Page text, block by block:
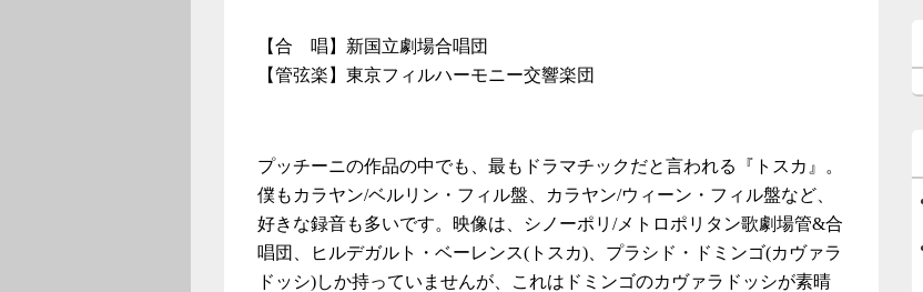
【合 唱】新国立劇場合唱団
【管弦楽】東京フィルハーモニー交響楽団
プッチーニの作品の中でも、最もドラマチックだと言われる『トスカ』。
僕もカラヤン/ベルリン・フィル盤、カラヤン/ウィーン・フィル盤など、
好きな録音も多いです。映像は、シノーポリ/メトロポリタン歌劇場管&合
唱団、ヒルデガルト・ベーレンス(トスカ)、プラシド・ドミンゴ(カヴァラ
ドッシ)しか持っていませんが、これはドミンゴのカヴァラドッシが素晴